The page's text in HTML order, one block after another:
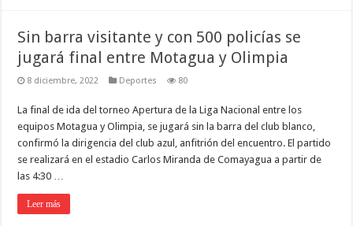
Sin barra visitante y con 500 policías se
jugará final entre Motagua y Olimpia
8 diciembre, 2022 Deportes 80
La final de ida del torneo Apertura de la Liga Nacional entre los
equipos Motagua y Olimpia, se jugará sin la barra del club blanco,
confirmó la dirigencia del club azul, anfitrión del encuentro. El partido
se realizará en el estadio Carlos Miranda de Comayagua a partir de
las 4:30 …
Leer más